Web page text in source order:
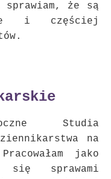
że są
i częściej
Studia
na
jako
się sprawami